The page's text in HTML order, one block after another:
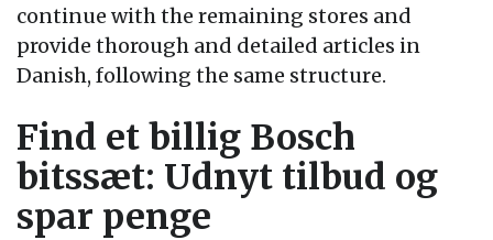
continue with the remaining stores and
provide thorough and detailed articles in
Danish, following the same structure.
Find et billig Bosch
bitssæt: Udnyt tilbud og
spar penge